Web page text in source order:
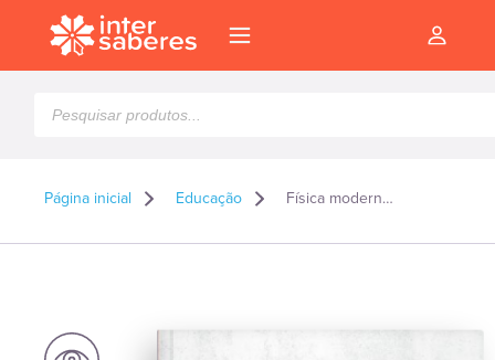
produtos
Página inicial Educação Física moderna teorias e fenômenos